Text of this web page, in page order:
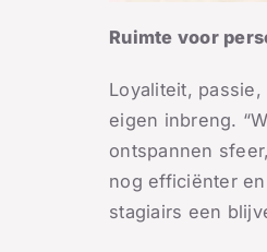
Ruimte voor
Loyaliteit,
eigen inbreng.
ontspannen
nog efficiënter
stagiairs een